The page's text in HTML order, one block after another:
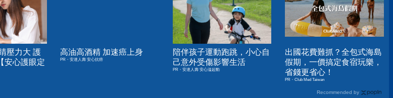
壓力大 護
安心護眼定
高油高酒精 加速癌上身
PR・安達人壽 安心抗癌
陪伴孩子運動跑跳，小心自
己意外受傷影響生活
PR・安達人壽 安心溢起動
出國花費難抓？全包式海島
假期，一價搞定食宿玩樂，
省錢更省心！
PR・Club Med Taiwan
Recommended by